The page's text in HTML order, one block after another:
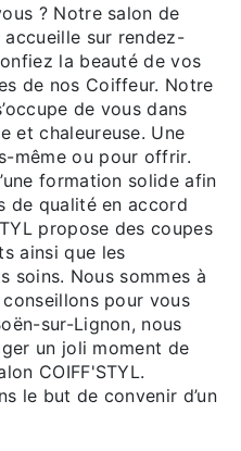
? Notre salon de
accueille sur rendez-
la beauté de vos
de nos Coiffeur. Notre
de vous dans
et chaleureuse. Une
même ou pour offrir.
formation solide afin
de qualité en accord
propose des coupes
ainsi que les
soins. Nous sommes à
pour vous
sur-Lignon, nous
un joli moment de
COIFF'STYL.
le but de convenir d’un